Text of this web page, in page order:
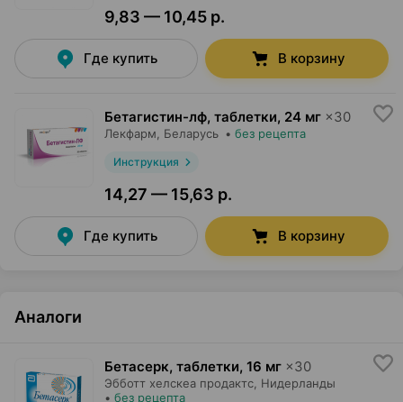
9,83 — 10,45 р.
Где купить В корзину
Бетагистин-лф, таблетки, 24 мг ×30
Лекфарм , Беларусь • без рецепта
Инструкция
14,27 — 15,63 р.
Где купить В корзину
Аналоги
Бетасерк, таблетки, 16 мг ×30
Эбботт хелскеа продактс , Нидерланды
• без рецепта